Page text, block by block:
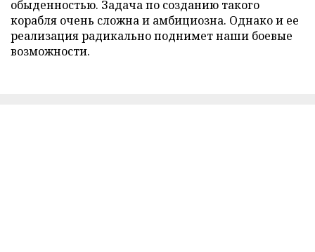
обыденностью. Задача по созданию такого
корабля очень сложна и амбициозна. Однако и ее
реализация радикально поднимет наши боевые
возможности.